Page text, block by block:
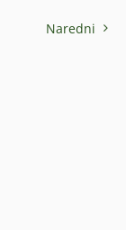
Naredni